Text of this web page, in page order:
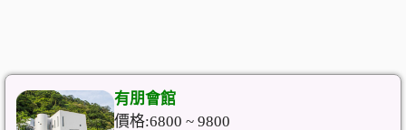
有朋會館
價格:6800 ~ 9800